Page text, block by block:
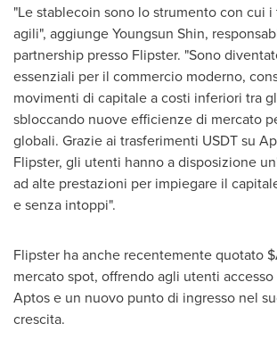
"Le stablecoin sono lo strumento con cui
agili", aggiungeYoungsun Shin,
partnership presso Flipster. "Sono
essenziali per il commercio moderno,
movimenti di capitale a costi inferiori tra
sbloccando nuove efficienze di mercato
globali. Grazie ai trasferimenti USDT su
Flipster, gli utenti hanno a disposizione
ad alte prestazioni per impiegare il
e senza intoppi".
Flipster ha anche recentemente quotato
mercato spot, offrendo agli utenti
Aptos e un nuovo punto di ingresso nel
crescita.